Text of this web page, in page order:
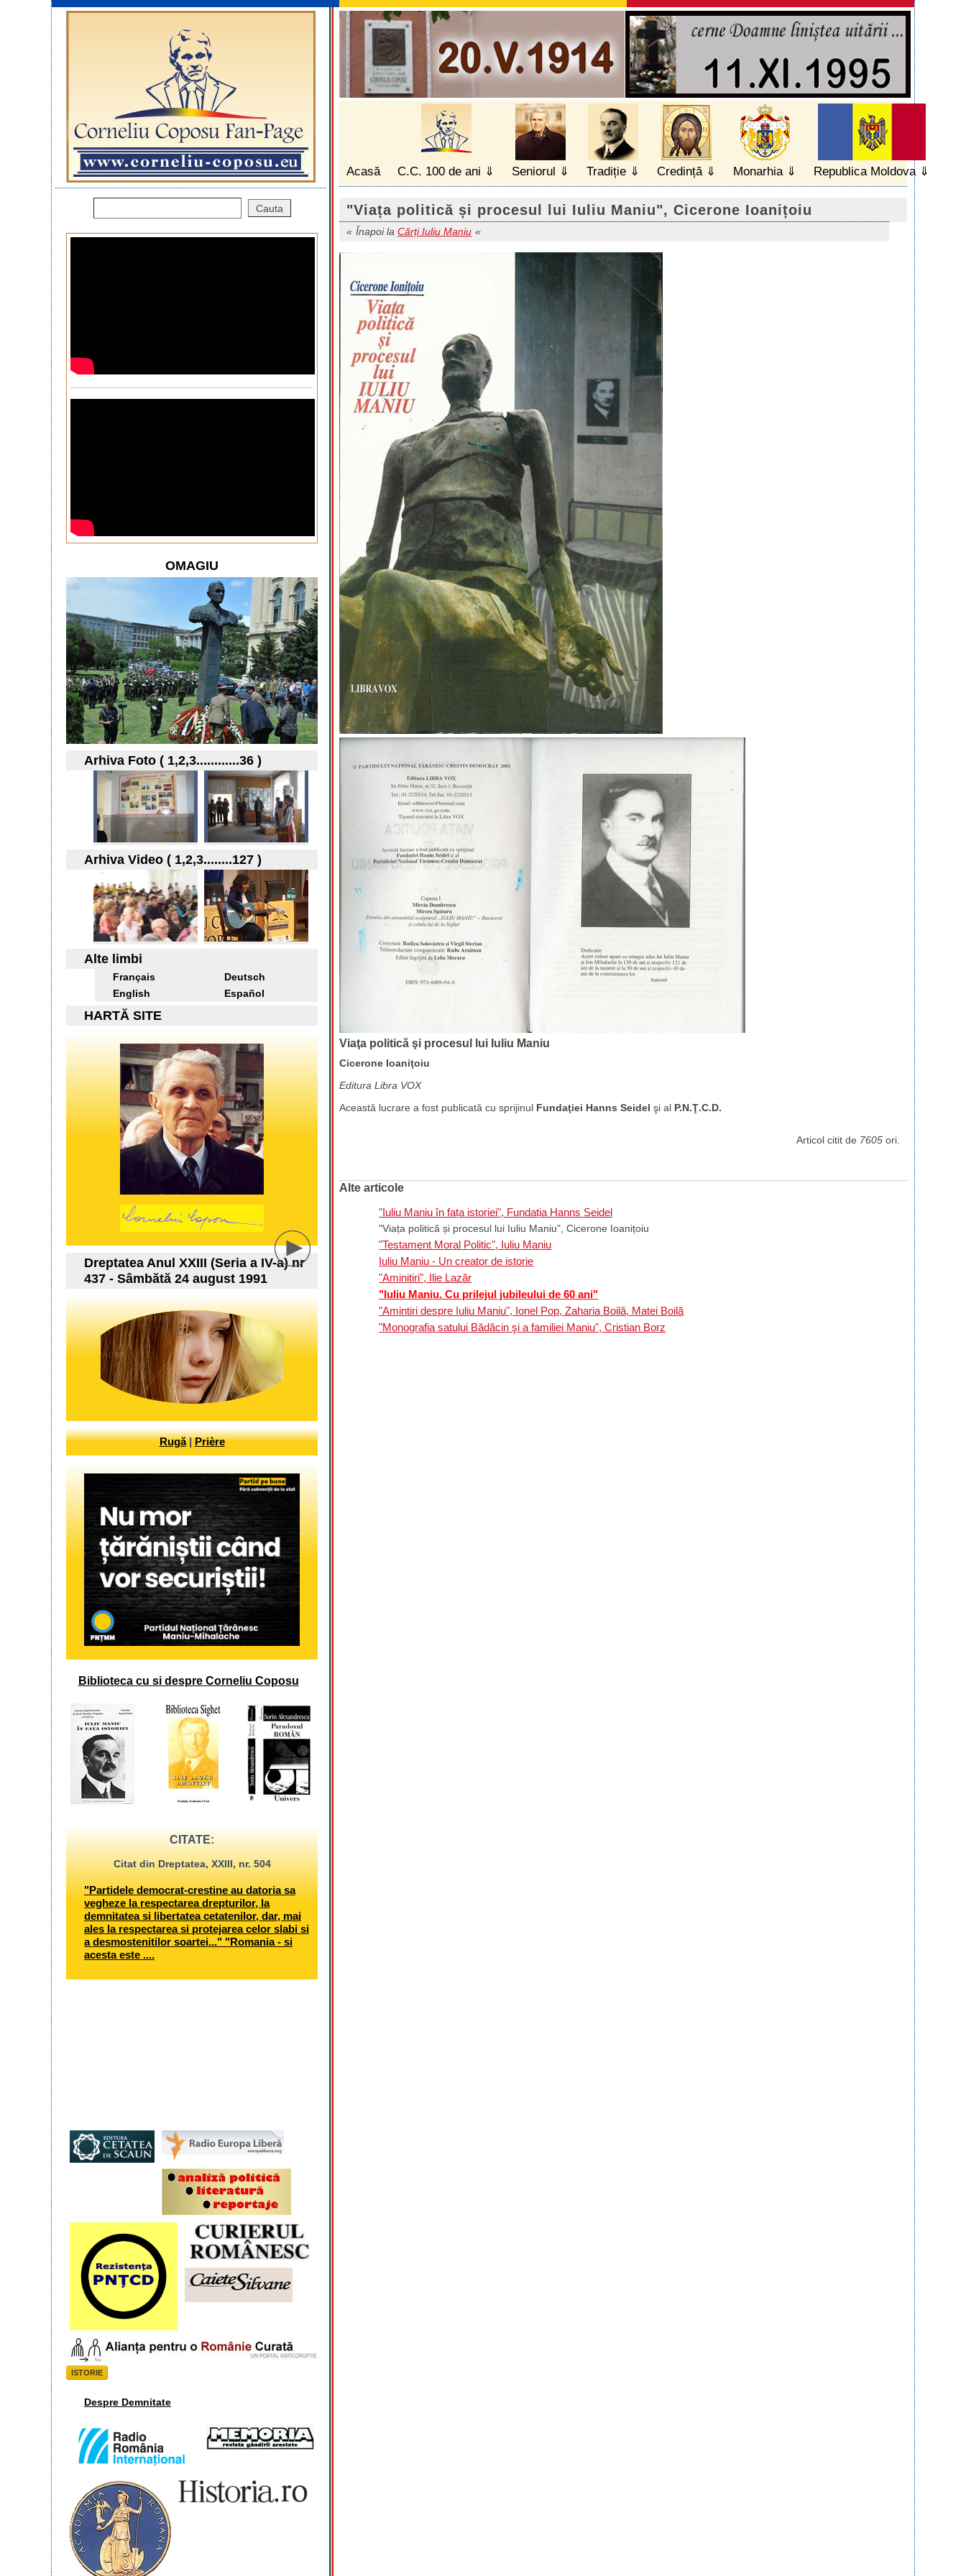
Acasă C.C. 100 de ani Seniorul Tradiție Credință Monarhia Republica Moldova
"Viața politică și procesul lui Iuliu Maniu", Cicerone Ioanițoiu
Înapoi la Cărți Iuliu Maniu
Viaţa politică şi procesul lui Iuliu Maniu
Cicerone Ioaniţoiu
Editura Libra VOX
Această lucrare a fost publicată cu sprijinul Fundaţiei Hanns Seidel şi al P.N.Ţ.C.D.
Articol citit de 7605 ori.
Alte articole
"Iuliu Maniu în fața istoriei", Fundația Hanns Seidel
"Viața politică și procesul lui Iuliu Maniu", Cicerone Ioanițoiu
"Testament Moral Politic", Iuliu Maniu
Iuliu Maniu - Un creator de istorie
"Aminitiri", Ilie Lazăr
"Iuliu Maniu. Cu prilejul jubileului de 60 ani"
"Amintiri despre Iuliu Maniu", Ionel Pop, Zaharia Boilă, Matei Boilă
"Monografia satului Bădăcin şi a familiei Maniu", Cristian Borz
OMAGIU
Arhiva Foto ( 1,2,3............36 )
Arhiva Video ( 1,2,3........127 )
Alte limbi
Français
Deutsch
English
Español
HARTĂ SITE
Dreptatea Anul XXIII (Seria a IV-a) nr
437 - Sâmbătă 24 august 1991
Rugă|Prière
Biblioteca cu si despre Corneliu Coposu
CITATE:
Citat din Dreptatea, XXIII, nr. 504
"Partidele democrat-crestine au datoria sa
vegheze la respectarea drepturilor, la
demnitatea si libertatea cetatenilor, dar, mai
ales la respectarea si protejarea celor slabi si
a desmostenitilor soartei..." "Romania - si
acesta este ....
ISTORIE
Despre Demnitate